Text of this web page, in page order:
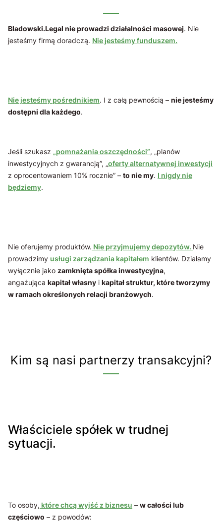
Bladowski.Legal nie prowadzi działalności masowej. Nie
jesteśmy firmą doradczą. Nie jesteśmy funduszem.
Nie jesteśmy pośrednikiem. I z całą pewnością – nie jesteśmy
dostępni dla każdego.
Jeśli szukasz „pomnażania oszczędności”, „planów
inwestycyjnych z gwarancją”, „oferty alternatywnej inwestycji
z oprocentowaniem 10% rocznie” – to nie my. I nigdy nie
będziemy.
Nie oferujemy produktów. Nie przyjmujemy depozytów. Nie
prowadzimy usługi zarządzania kapitałem klientów. Działamy
wyłącznie jako zamknięta spółka inwestycyjna,
angażująca kapitał własny i kapitał struktur, które tworzymy
w ramach określonych relacji branżowych.
Kim są nasi partnerzy transakcyjni?
Właściciele spółek w trudnej
sytuacji.
To osoby, które chcą wyjść z biznesu – w całości lub
częściowo – z powodów: